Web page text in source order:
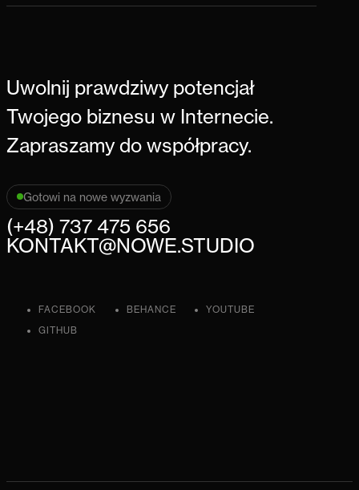
Uwolnij prawdziwy potencjał
Twojego biznesu w Internecie.
Zapraszamy do współpracy.
Gotowi na nowe wyzwania
(+48) 737 475 656
KONTAKT@NOWE.STUDIO
FACEBOOK BEHANCE
YOUTUBE
GITHUB